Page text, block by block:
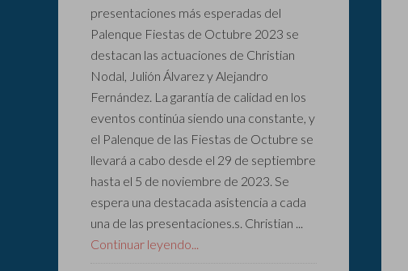
presentaciones más esperadas del
Palenque Fiestas de Octubre 2023 se
destacan las actuaciones de Christian
Nodal, Julión Álvarez y Alejandro
Fernández. La garantía de calidad en los
eventos continúa siendo una constante, y
el Palenque de las Fiestas de Octubre se
llevará a cabo desde el 29 de septiembre
hasta el 5 de noviembre de 2023. Se
espera una destacada asistencia a cada
una de las presentaciones.s. Christian ...
Continuar leyendo...